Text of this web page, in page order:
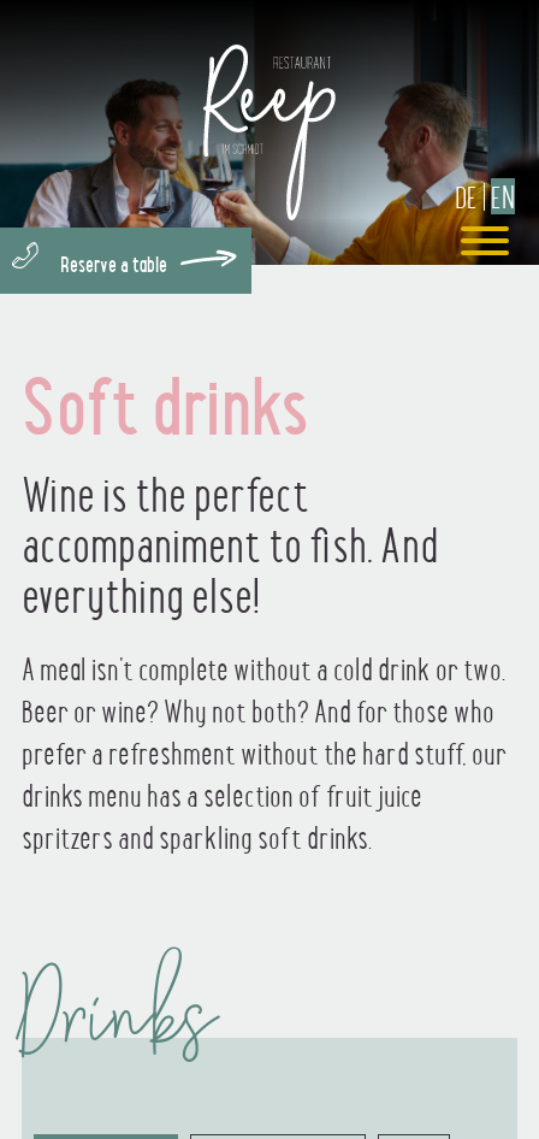
Reserve a table
DE EN
Soft drinks
Wine is the perfect
accompaniment to fish. And
everything else!
A meal isn’t complete without a cold drink or two.
Beer or wine? Why not both? And for those who
prefer a refreshment without the hard stuff, our
drinks menu has a selection of fruit juice
spritzers and sparkling soft drinks.
Drinks